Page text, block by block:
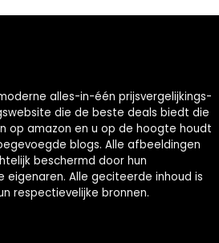
alles-in-één prijsvergelijkings-
die de beste deals biedt die
op amazon en u op de hoogte houdt
blogs. Alle afbeeldingen
beschermd door hun
eigenaren. Alle geciteerde inhoud is
respectievelijke bronnen.